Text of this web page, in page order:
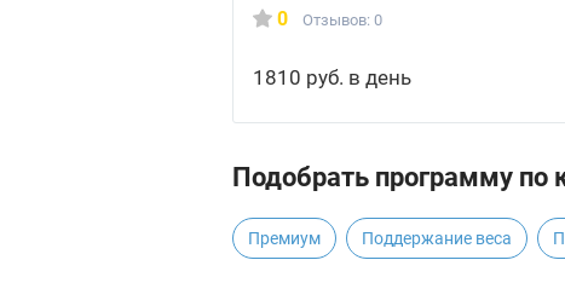
0 Отзывов: 0
1810 руб. в день
Подобрать программу по
Премиум Поддержание веса